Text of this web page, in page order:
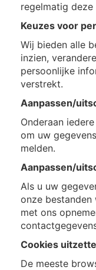
regelmatig
Keuzes voor
Wij bieden alle
inzien,
persoonlijke
verstrekt.
Aanpassen/
Onderaan
om uw
melden.
Aanpassen/
Als u uw
onze
met ons
Cookies
De meeste